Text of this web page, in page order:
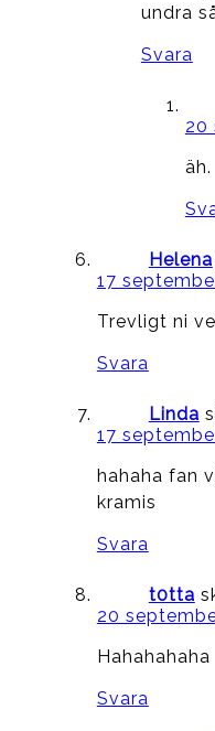
undra
Svara
20
äh.
Helena
17
Trevligt ni
Svara
Linda
17
hahaha fan
kramis
Svara
t0tta
20
Hahahahaha
Svara